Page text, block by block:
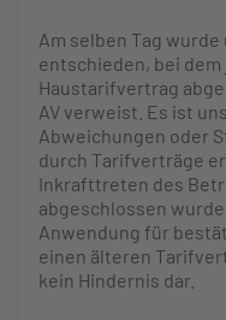
Am selben Tag
entschieden, bei dem
Haustarifvertrag
AV verweist. Es ist
Abweichungen oder
durch Tarifverträge
Inkrafttreten des
abgeschlossen
Anwendung für
einen älteren
kein Hindernis dar.